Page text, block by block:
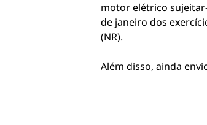
motor elétrico
de janeiro dos
(NR).
Além disso, ainda